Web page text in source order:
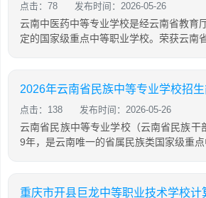
点击：78 发布时间：2026-05-26
云南中医药中等专业学校是经云南省教育
定的国家级重点中等职业学校。荣获云南
点击：138 发布时间：2026-05-26
云南省民族中等专业学校（云南省民族干
9年，是云南唯一的省属民族类国家级重